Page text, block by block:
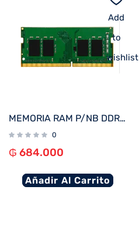
Add
to
wishlist
MEMORIA RAM P/NB DDR4 8GB 3200 KINGSTON KVR32S22S8/8
0
₲ 684.000
Añadir Al Carrito